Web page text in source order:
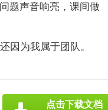
题声音响亮，课间做
因为我属于团队。
点击下载文档